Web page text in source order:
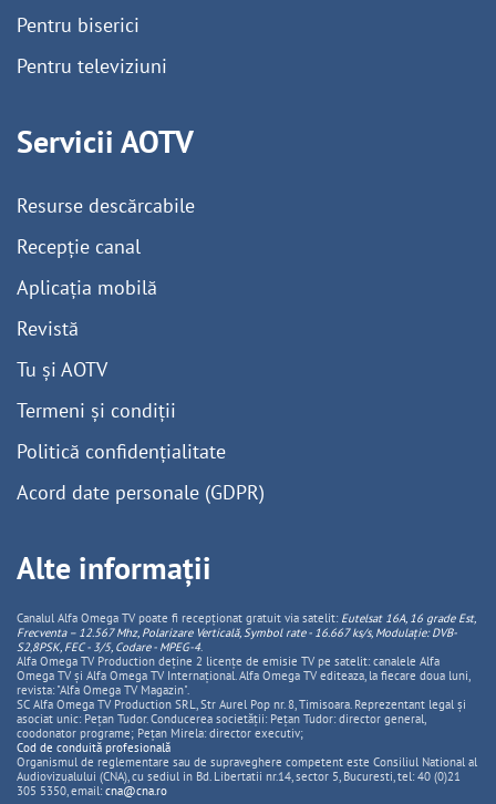
Pentru biserici
Pentru televiziuni
Servicii AOTV
Resurse descărcabile
Recepție canal
Aplicația mobilă
Revistă
Tu și AOTV
Termeni și condiții
Politică confidențialitate
Acord date personale (GDPR)
Alte informații
Canalul Alfa Omega TV poate fi recepționat gratuit via satelit: Eutelsat 16A, 16 grade Est,
Frecventa – 12.567 Mhz, PolarizareVerticală, Symbol rate - 16.667 ks/s, Modulație: DVB-
S2,8PSK, FEC - 3/5, Codare - MPEG-4.
Alfa Omega TV Production deține 2 licențe de emisie TV pe satelit: canalele Alfa
Omega TV și Alfa Omega TV Internațional. Alfa Omega TV editeaza, la fiecare doua luni,
revista: "Alfa Omega TV Magazin".
SC Alfa Omega TV Production SRL, Str Aurel Pop nr. 8, Timisoara. Reprezentant legal și
asociat unic: Pețan Tudor. Conducerea societății: Pețan Tudor: director general,
coodonator programe; Pețan Mirela: director executiv;
Cod de conduită profesională
Organismul de reglementare sau de supraveghere competent este Consiliul National al
Audiovizualului (CNA), cu sediul in Bd. Libertatii nr.14, sector 5, Bucuresti, tel: 40 (0)21
305 5350, email: cna@cna.ro